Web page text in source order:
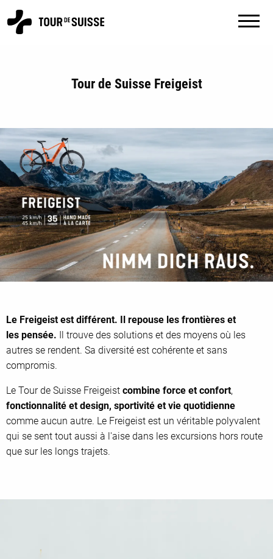
Tour de Suisse Freigeist
Le Freigeist est différent. Il repouse les frontières et
les pensée. Il trouve des solutions et des moyens où les
autres se rendent. Sa diversité est cohérente et sans
compromis.
Le Tour de Suisse Freigeist combine force et confort,
fonctionnalité et design, sportivité et vie quotidienne
comme aucun autre. Le Freigeist est un véritable polyvalent
qui se sent tout aussi à l'aise dans les excursions hors route
que sur les longs trajets.